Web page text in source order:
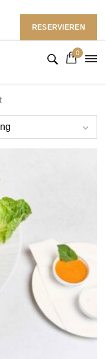
RESERVIEREN
0